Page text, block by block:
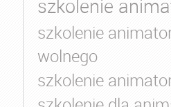
szkolenie
szkolenie
wolnego
szkolenie